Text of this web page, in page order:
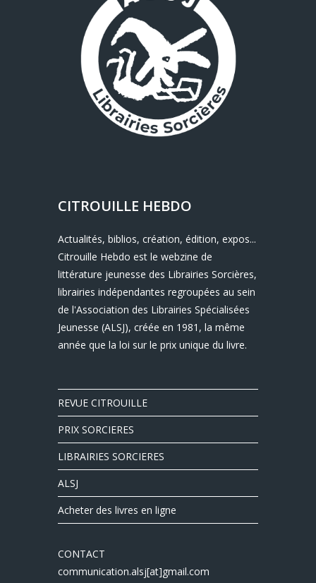
CITROUILLE HEBDO
Actualités, biblios, création, édition, expos...
Citrouille Hebdo est le webzine de
littérature jeunesse des Librairies Sorcières,
librairies indépendantes regroupées au sein
de l'Association des Librairies Spécialisées
Jeunesse (ALSJ), créée en 1981, la même
année que la loi sur le prix unique du livre.
REVUE CITROUILLE
PRIX SORCIERES
LIBRAIRIES SORCIERES
ALSJ
Acheter des livres en ligne
CONTACT
communication.alsj[at]gmail.com